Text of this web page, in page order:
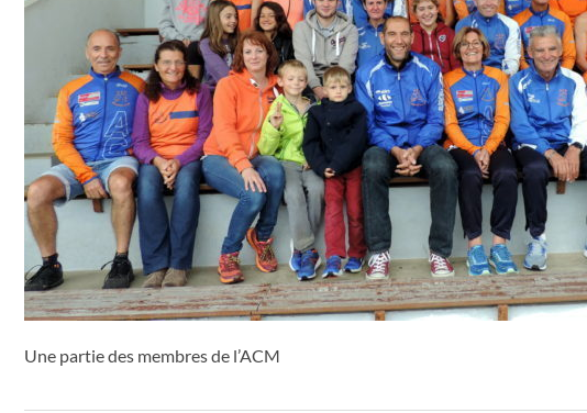
Une partie des membres de l’ACM